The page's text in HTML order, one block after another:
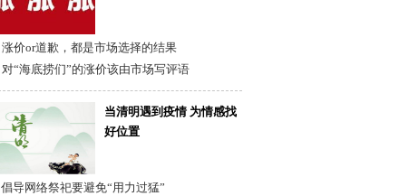
涨价or道歉，都是市场选择的结果
对“海底捞们”的涨价该由市场写评语
当清明遇到疫情 为情感找
好位置
倡导网络祭祀要避免“用力过猛”